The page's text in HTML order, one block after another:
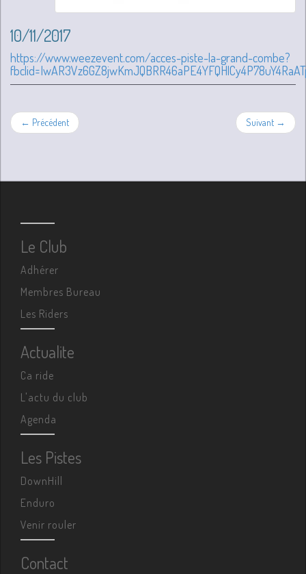
10/11/2017
https://www.weezevent.com/acces-piste-la-grand-combe?
← Précédent Suivant →
Le Club
Adhérer
Membres Bureau
Les Riders
Actualite
Ca ride
L'actu du club
Agenda
Les Pistes
DownHill
Enduro
Venir rouler
Contact